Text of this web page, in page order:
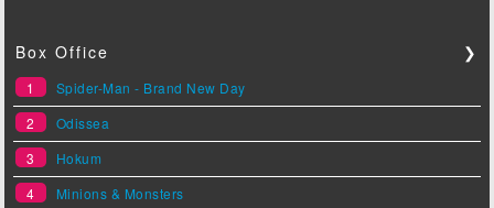
Box Office ❯
1
Spider-Man - Brand New Day
2
Odissea
3
Hokum
4
Minions & Monsters